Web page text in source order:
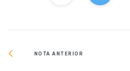
NOTA ANTERIOR